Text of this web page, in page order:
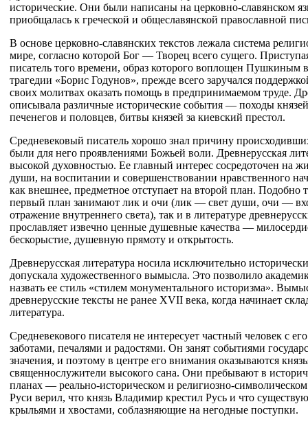
исторические. Они были написаны на церковно-славянском
приобщалась к греческой и общеславянской православной
В основе церковно-славянских текстов лежала система
мире, согласно которой Бог — Творец всего сущего.
писатель того времени, образ которого воплощен Пушкиным
трагедии «Борис Годунов», прежде всего заручался
своих молитвах оказать помощь в предпринимаемом труде.
описывала различные исторические события — походы
печенегов и половцев, битвы князей за киевский престол.
Средневековый писатель хорошо знал причину
были для него проявлениями Божьей воли. Древнерусская
высокой духовностью. Ее главный интерес сосредоточен на
души, на воспитании и совершенствовании нравственного
как внешнее, предметное отступает на второй план. Подобно
первый план занимают лик и очи (лик — свет души, очи —
отражение внутреннего света), так и в литературе
прославляет извечно ценные душевные качества —
бескорыстие, душевную прямоту и открытость.
Древнерусская литература носила исключительно
допускала художественного вымысла. Это позволило
назвать ее стиль «стилем монументального историзма».
древнерусские тексты не ранее XVII века, когда начинает
литература.
Средневекового писателя не интересует частный человек с
заботами, печалями и радостями. Он занят событиями
значения, и поэтому в центре его внимания оказываются
священнослужители высокого сана. Они пребывают в
планах — реально-историческом и религиозно-
Руси верил, что князь Владимир крестил Русь и что
крыльями и хвостами, соблазняющие на негодные поступки.